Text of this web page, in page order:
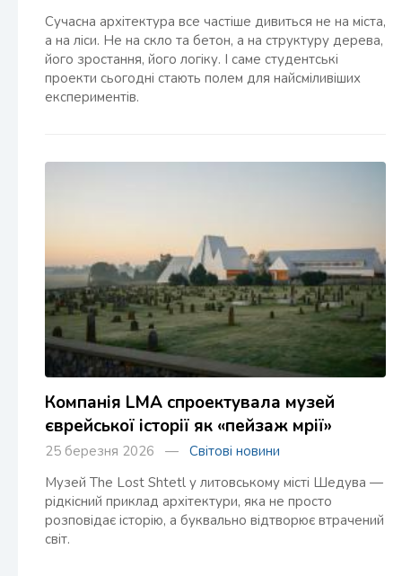
Сучасна архітектура все частіше дивиться не на міста,
а на ліси. Не на скло та бетон, а на структуру дерева,
його зростання, його логіку. І саме студентські
проекти сьогодні стають полем для найсміливіших
експериментів.
Компанія LMA спроектувала музей
єврейської історії як «пейзаж мрії»
25 березня 2026 — Світові новини
Музей The Lost Shtetl у литовському місті Шедува —
рідкісний приклад архітектури, яка не просто
розповідає історію, а буквально відтворює втрачений
світ.